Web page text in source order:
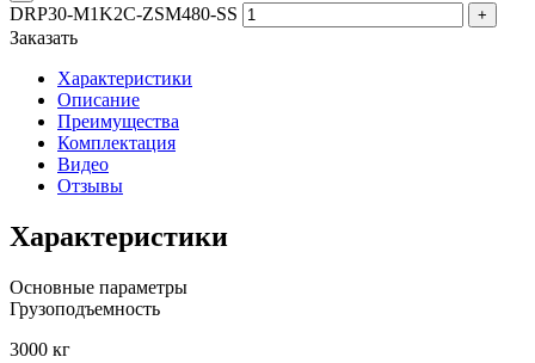
DRP30-M1K2C-ZSM480-SS
+
Заказать
Характеристики
Описание
Преимущества
Комплектация
Видео
Отзывы
Характеристики
Основные параметры
Грузоподъемность
3000 кг